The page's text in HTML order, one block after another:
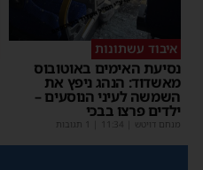
איבוד עשתונות
נסיעת האימים באוטובוס
מאשדוד: הנהג ניפץ את
השמשה לעיני הנוסעים –
ילדים פרצו בבכי
מנחם דויטש 11:34